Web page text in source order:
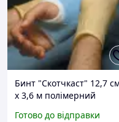
Бинт "Скотчкаст" 12,7
х 3,6 м полімерний
Готово до відправки